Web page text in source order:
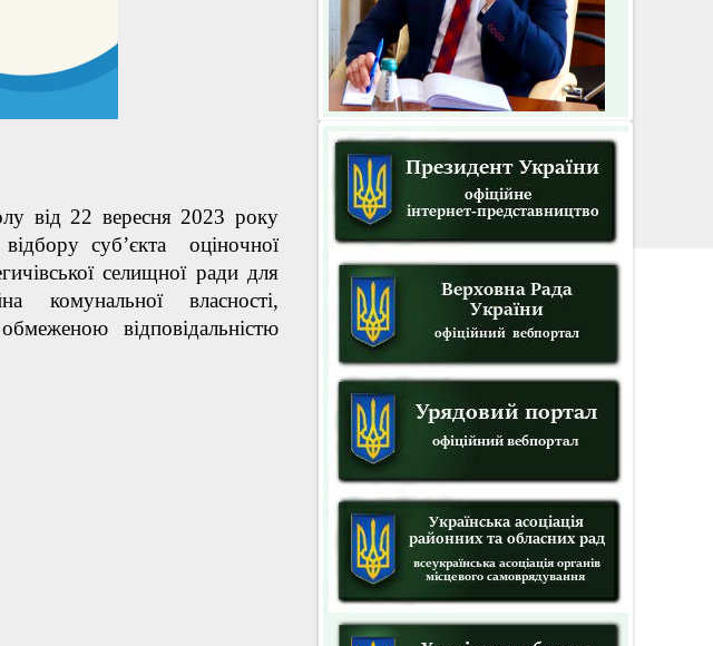
22 вересня 2023 року
відбору суб’єкта оціночної
селищної ради для
комунальної власності,
відповідальністю